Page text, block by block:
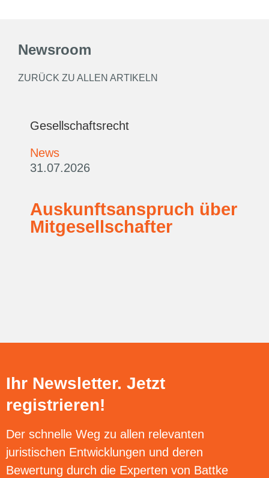
Newsroom
ZURÜCK ZU ALLEN ARTIKELN
Gesellschaftsrecht
News
31.07.2026
Auskunftsanspruch über
Mitgesellschafter
Ihr Newsletter. Jetzt
registrieren!
Der schnelle Weg zu allen relevanten
juristischen Entwicklungen und deren
Bewertung durch die Experten von Battke